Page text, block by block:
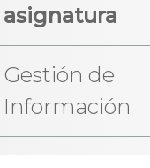
asignatura
Gestión de
Información